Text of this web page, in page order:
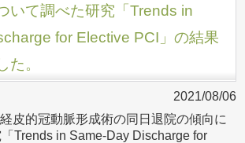
いて調べた研究「Trends in
for Elective PCI」の結果
た。
2021/08/06
皮的冠動脈形成術の同日退院の傾向に
Trends in Same-Day Discharge for